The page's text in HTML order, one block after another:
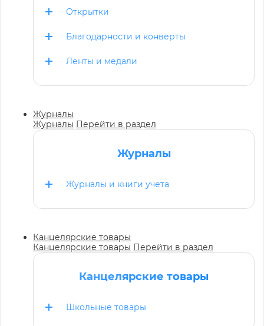
Открытки
Благодарности и конверты
Ленты и медали
Журналы
Журналы Перейти в раздел
Журналы
Журналы и книги учета
Канцелярские товары
Канцелярские товары Перейти в раздел
Канцелярские товары
Школьные товары